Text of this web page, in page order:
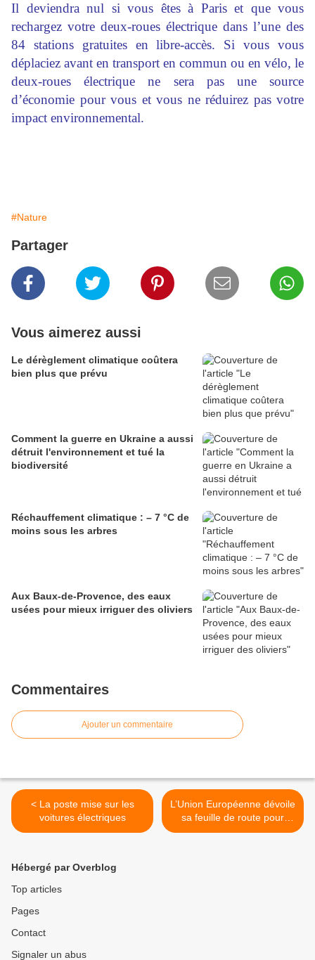
Il deviendra nul si vous êtes à Paris et que vous
rechargez votre deux-roues électrique dans l’une des
84 stations gratuites en libre-accès. Si vous vous
déplaciez avant en transport en commun ou en vélo, le
deux-roues électrique ne sera pas une source
d’économie pour vous et vous ne réduirez pas votre
impact environnemental.
#Nature
Partager
Vous aimerez aussi
Le dérèglement climatique coûtera
bien plus que prévu
Comment la guerre en Ukraine a aussi
détruit l'environnement et tué la
biodiversité
Réchauffement climatique : – 7 °C de
moins sous les arbres
Aux Baux-de-Provence, des eaux
usées pour mieux irriguer des oliviers
Commentaires
Ajouter un commentaire
< La poste mise sur les
voitures électriques
L’Union Européenne dévoile
sa feuille de route pour
développer les énergies
Hébergé par Overblog
Top articles
Pages
Contact
Signaler un abus